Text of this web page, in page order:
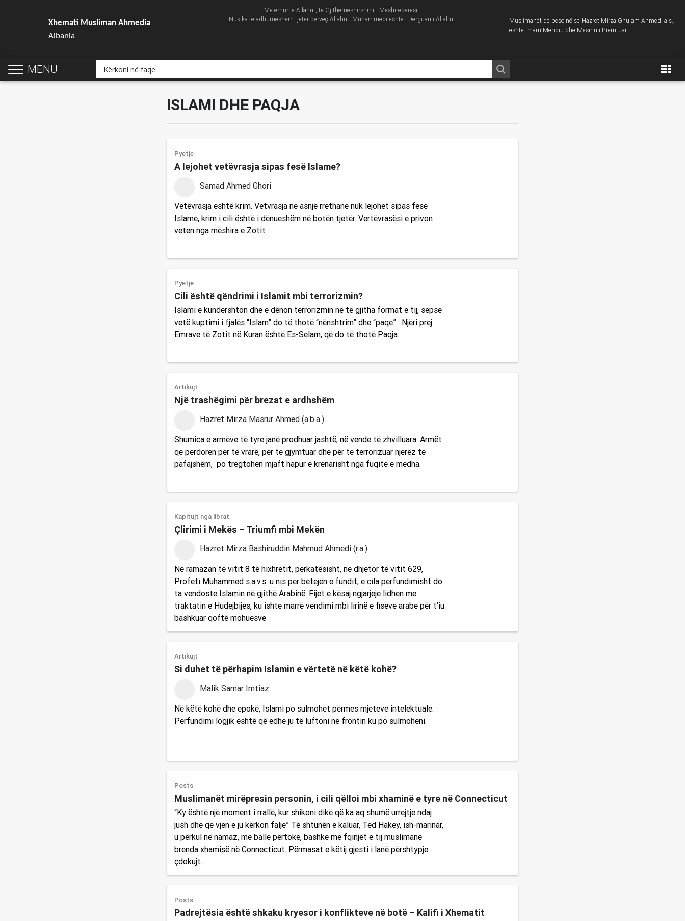
Me emrin e Allahut, të Gjithëmëshirshmit, Mëshirëbërësit.
Nuk ka të adhurueshëm tjetër përveç Allahut, Muhammedi është i Dërguari i Allahut.
Xhemati Musliman Ahmedia
Albania
Muslimanët që besojnë se Hazret Mirza Ghulam Ahmedi a.s.,
është Imam Mehdiu dhe Mesihu i Premtuar.
MENU
ISLAMI DHE PAQJA
Pyetje
A lejohet vetëvrasja sipas fesë Islame?
Samad Ahmed Ghori
Vetëvrasja është krim. Vetvrasja në asnjë rrethanë nuk lejohet sipas fesë
Islame, krim i cili është i dënueshëm në botën tjetër. Vertëvrasësi e privon
veten nga mëshira e Zotit
Pyetje
Cili është qëndrimi i Islamit mbi terrorizmin?
Islami e kundërshton dhe e dënon terrorizmin në të gjitha format e tij, sepse
vetë kuptimi i fjalës “Islam” do të thotë “nënshtrim” dhe “paqe”. Njëri prej
Emrave të Zotit në Kuran është Es-Selam, që do të thotë Paqja.
Artikujt
Një trashëgimi për brezat e ardhshëm
Hazret Mirza Masrur Ahmed (a.b.a.)
Shumica e armëve të tyre janë prodhuar jashtë, në vende të zhvilluara. Armët
që përdoren për të vrarë, për të gjymtuar dhe për të terrorizuar njerëz të
pafajshëm, po tregtohen mjaft hapur e krenarisht nga fuqitë e mëdha.
Kapitujt nga librat
Çlirimi i Mekës – Triumfi mbi Mekën
Hazret Mirza Bashiruddin Mahmud Ahmedi (r.a.)
Në ramazan të vitit 8 të hixhretit, përkatësisht, në dhjetor të vitit 629,
Profeti Muhammed s.a.v.s. u nis për betejën e fundit, e cila përfundimisht do
ta vendoste Islamin në gjithë Arabinë. Fijet e kësaj ngjarjeje lidhen me
traktatin e Hudejbijes, ku ishte marrë vendimi mbi lirinë e fiseve arabe për t’iu
bashkuar qoftë mohuesve
Artikujt
Si duhet të përhapim Islamin e vërtetë në këtë kohë?
Malik Samar Imtiaz
Në këtë kohë dhe epokë, Islami po sulmohet përmes mjeteve intelektuale.
Përfundimi logjik është që edhe ju të luftoni në frontin ku po sulmoheni.
Posts
Muslimanët mirëpresin personin, i cili qëlloi mbi xhaminë e tyre në Connecticut
“Ky është një moment i rrallë, kur shikoni dikë që ka aq shumë urrejtje ndaj
jush dhe që vjen e ju kërkon falje” Të shtunën e kaluar, Ted Hakey, ish-marinar,
u përkul në namaz, me ballë përtokë, bashkë me fqinjët e tij muslimanë
brenda xhamisë në Connecticut. Përmasat e këtij gjesti i lanë përshtypje
çdokujt.
Posts
Padrejtësia është shkaku kryesor i konflikteve në botë – Kalifi i Xhematit